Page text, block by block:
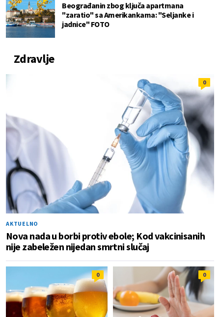
Beograđanin zbog ključa apartmana
"zaratio" sa Amerikankama: "Seljanke i
jadnice" FOTO
Zdravlje
0
AKTUELNO
Nova nada u borbi protiv ebole; Kod vakcinisanih
nije zabeležen nijedan smrtni slučaj
0 0